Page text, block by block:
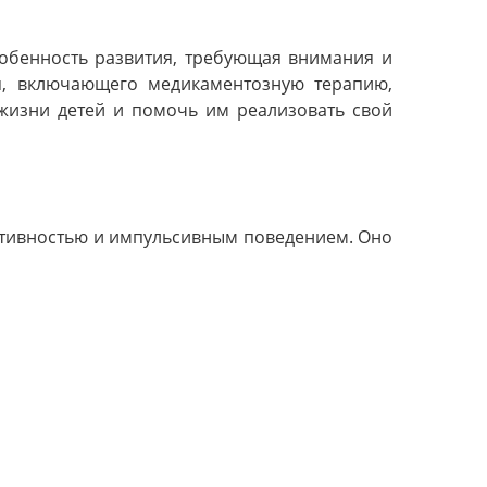
развития, требующая внимания и
включающего медикаментозную терапию,
детей и помочь им реализовать свой
и импульсивным поведением. Оно